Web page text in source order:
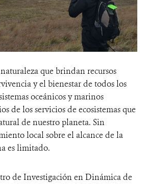
que brindan recursos
y el bienestar de todos los
oceánicos y marinos
de los servicios de ecosistemas que
de nuestro planeta. Sin
local sobre el alcance de la
es limitado.
de Investigación en Dinámica de